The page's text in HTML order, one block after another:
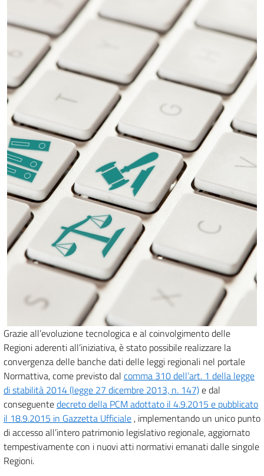
Grazie all’evoluzione tecnologica e al coinvolgimento delle
Regioni aderenti all’iniziativa, è stato possibile realizzare la
convergenza delle banche dati delle leggi regionali nel portale
Normattiva, come previsto dal comma 310 dell’art. 1 della legge
di stabilità 2014 (legge 27 dicembre 2013, n. 147)e dal
conseguentedecreto della PCM adottato il 4.9.2015 e pubblicato
il 18.9.2015 in Gazzetta Ufficiale , implementando un unico punto
di accesso all’intero patrimonio legislativo regionale, aggiornato
tempestivamente con i nuovi atti normativi emanati dalle singole
Regioni.